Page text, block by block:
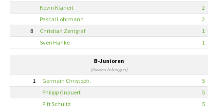
Kevin Klanert
2
Pascal Lohrmann
2
8
Christian Zentgraf
1
Sven Hanke
1
B-Junioren
(Auswechslungen)
1 Germain Christoph.
5
Philipp Gnauert
5
Pitt Schultz
5